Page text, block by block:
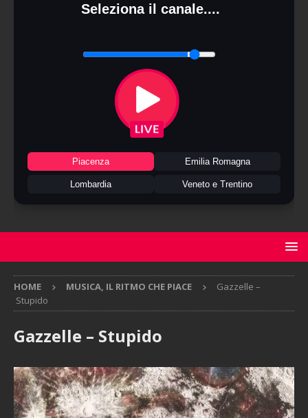
Seleziona il canale....
Piacenza Emilia Romagna
Lombardia Veneto e Trentino
HOME MUSICA, IL RITMO CHE PIACE
Gazzelle –
Stupido
Gazzelle – Stupido